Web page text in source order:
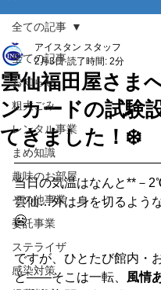
全ての記事
お知らせ
粗大ごみ
レンタル事業
まめ知識
趣味のお部屋
その他事業
委託事業
ステライザ
感染対策
全ての記事
雲仙福田屋さま
ンカードの試験
てきました！❄️
アイスタン スタッフ
2月3日 読了時間: 2分
当日の気温はなんと**－
雲仙…外は身を切るよう
🥶
ですが、ひとたび館内・
と――そこは一転、 風情